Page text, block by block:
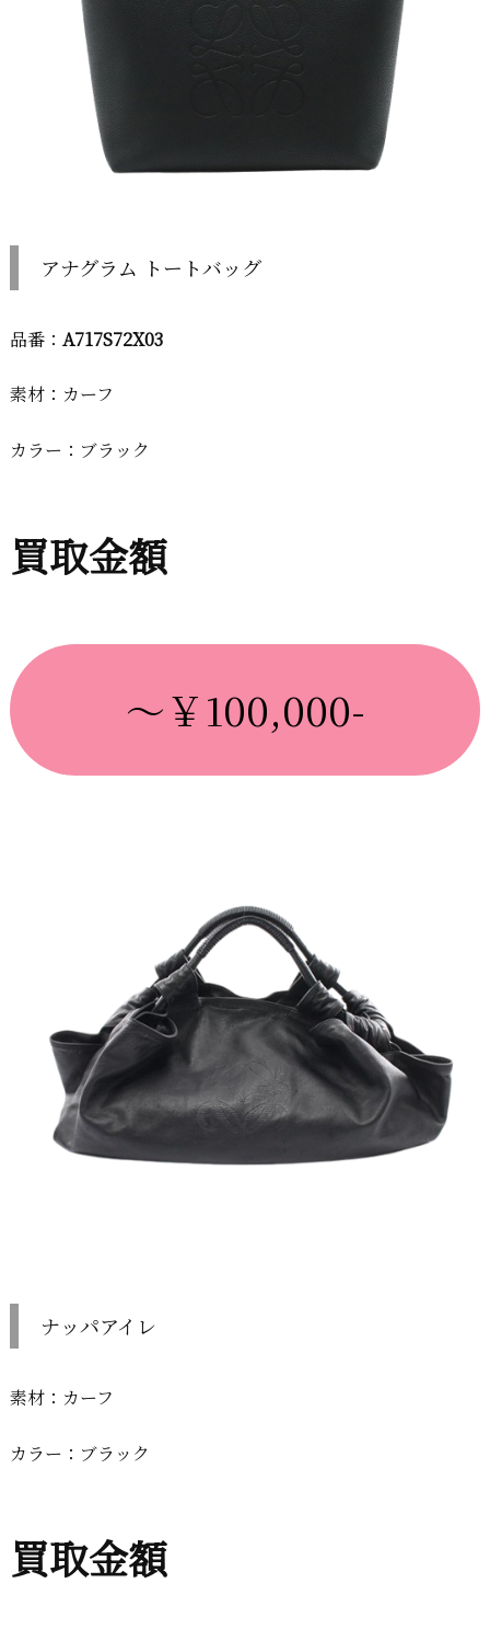
アナグラム トートバッグ
品番： A717S72X03
素材：カーフ
カラー：ブラック
買取金額
～￥100,000-
ナッパアイレ
素材：カーフ
カラー：ブラック
買取金額